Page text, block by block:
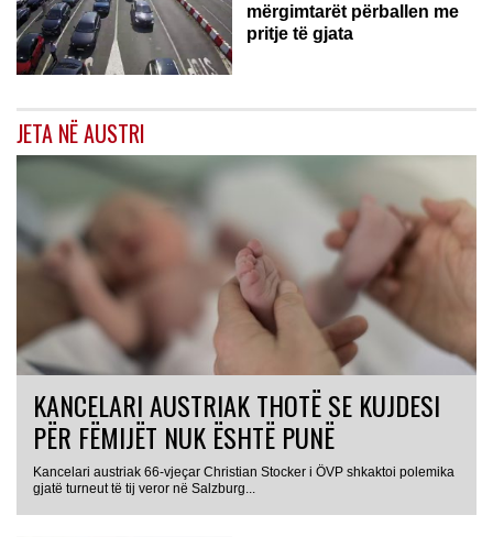
mërgimtarët përballen me
pritje të gjata
JETA NË AUSTRI
KANCELARI AUSTRIAK THOTË SE KUJDESI
PËR FËMIJËT NUK ËSHTË PUNË
Kancelari austriak 66-vjeçar Christian Stocker i ÖVP shkaktoi polemika
gjatë turneut të tij veror në Salzburg...